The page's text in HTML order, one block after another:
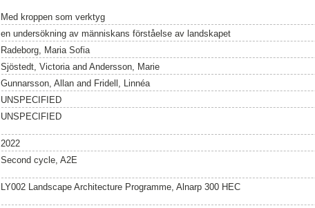
Med kroppen som verktyg
en undersökning av människans förståelse av landskapet
Radeborg, Maria Sofia
Sjöstedt, Victoriaand Andersson, Marie
Gunnarsson, Allanand Fridell, Linnéa
UNSPECIFIED
UNSPECIFIED
2022
Second cycle, A2E
LY002 Landscape Architecture Programme, Alnarp 300 HEC